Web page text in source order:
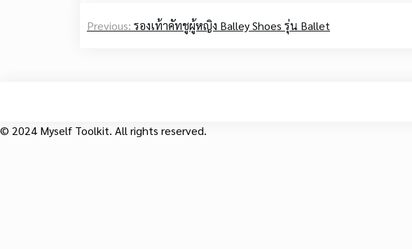
Post
Previous: รองเท้าคัทชูผู้หญิง Balley Shoes รุ่น Ballet
© 2024 Myself Toolkit. All rights reserved.